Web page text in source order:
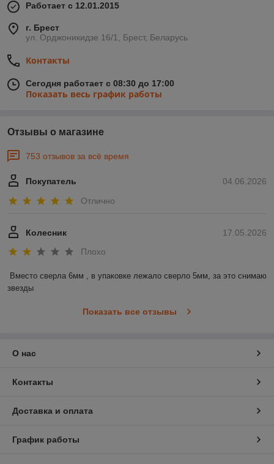
Работает с 12.01.2015
г. Брест
ул. Орджоникидзе 16/1, Брест, Беларусь
Контакты
Сегодня работает с 08:30 до 17:00
Показать весь график работы
Отзывы о магазине
753 отзывов за всё время
04.06.2026
Покупатель
Отлично
17.05.2026
Колесник
Плохо
Вместо сверла 6мм , в упаковке лежало сверло 5мм, за это снимаю
звезды
Показать все отзывы
О нас
Контакты
Доставка и оплата
График работы